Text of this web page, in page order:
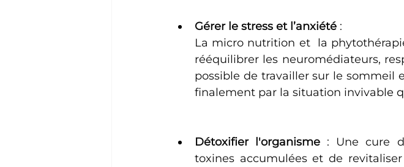
Gérer le stress et l’anxiété :
La micro nutrition et  la
rééquilibrer les neuromédiateurs,
possible de travailler sur le sommeil
finalement par la situation invivable
Détoxifier l'organisme : Une cure
toxines accumulées et de